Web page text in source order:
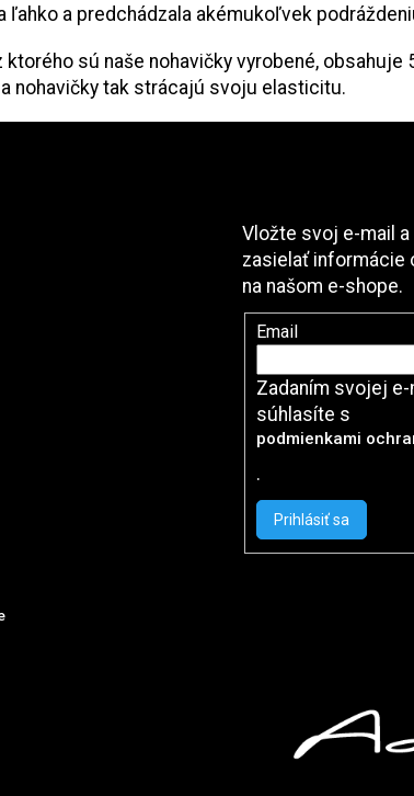
ľahko a predchádzala akémukoľvek
sú naše nohavičky vyrobené,
nohavičky tak strácajú svoju elasticitu.
Vložte svoj e-mail
zasielať informácie
na našom e-shope.
Email
Zadaním svojej
súhlasíte s
podmienkami
.
Prihlásiť sa